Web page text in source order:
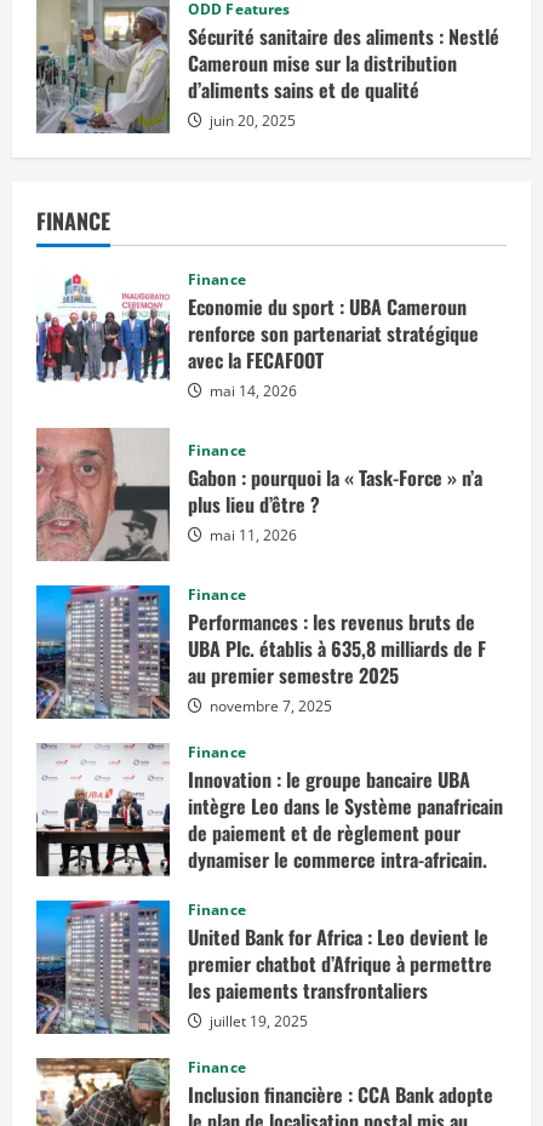
projets de développement
juillet 23, 2025
ODD Features
Sécurité sanitaire des aliments : Nestlé
Cameroun mise sur la distribution
d’aliments sains et de qualité
juin 20, 2025
FINANCE
Finance
Economie du sport : UBA Cameroun
renforce son partenariat stratégique
avec la FECAFOOT
mai 14, 2026
Finance
Gabon : pourquoi la « Task-Force » n’a
plus lieu d’être ?
mai 11, 2026
Finance
Performances : les revenus bruts de
UBA Plc. établis à 635,8 milliards de F
au premier semestre 2025
novembre 7, 2025
Finance
Innovation : le groupe bancaire UBA
intègre Leo dans le Système panafricain
de paiement et de règlement pour
dynamiser le commerce intra-africain.
Finance
United Bank for Africa : Leo devient le
premier chatbot d’Afrique à permettre
les paiements transfrontaliers
juillet 19, 2025
Finance
Inclusion financière : CCA Bank adopte